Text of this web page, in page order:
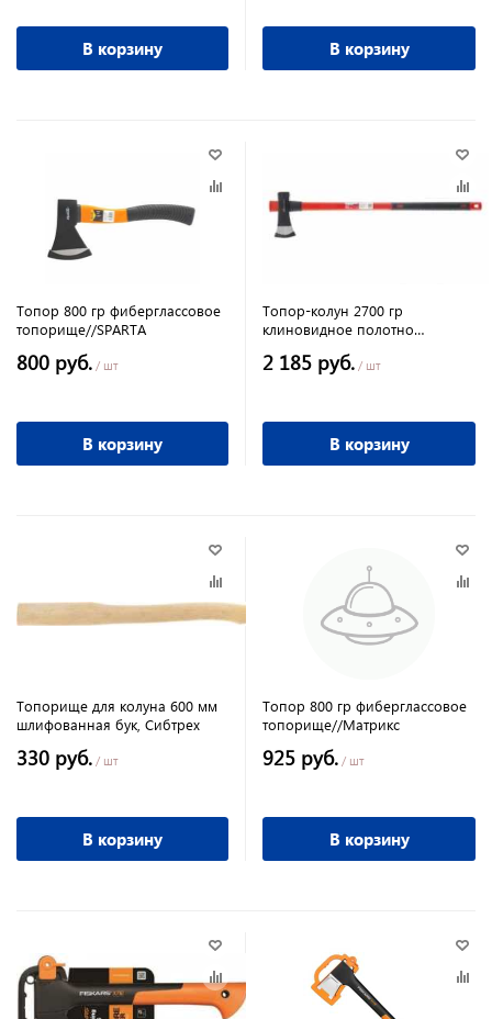
В корзину В корзину
Топор 800 гр фиберглассовое
топорище//SPARTA
800 руб. / шт
В корзину
Топор-колун 2700 гр
клиновидное полотно
двухкомпонентное топорище
2 185 руб. / шт
В корзину
Топорище для колуна 600 мм
шлифованная бук, Сибтрех
330 руб. / шт
В корзину
Топор 800 гр фиберглассовое
топорище//Матрикс
925 руб. / шт
В корзину